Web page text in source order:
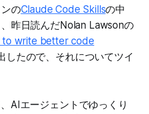
のClaude Code Skillsの中
昨日読んだNolan Lawsonの
to write better code
したので、それについてツイ
AIエージェントでゆっくり